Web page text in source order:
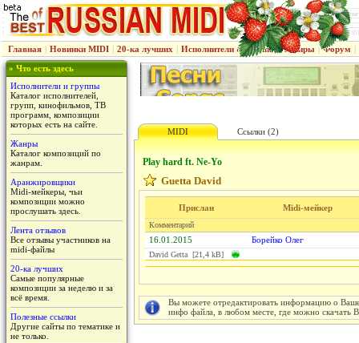
Главная | Новинки MIDI | 20-ка лучших | Исполнители & группы | Жанры | Форум |
» Что есть здесь
Исполнители и группы
Каталог исполнителей,
групп, кинофильмов, ТВ
программ, композиции
которых есть на сайте.
Жанры
Каталог композиций по
жанрам.
Аранжировщики
Midi-мейкеры, чьи
композиции можно
прослушать здесь.
Лента отзывов
Все отзывы участников на
midi-файлы
20-ка лучших
Самые популярные
композиции за неделю и за
всё время.
Полезные ссылки
Другие сайты по тематике и
не только.
MIDI Ссылки (2)
Play hard ft. Ne-Yo
Guetta David
Прислан Midi-мейкер
Комментарий
16.01.2015 Борейко Олег
David Getta [21,4 kB]
Вы можете отредактировать информацию о
инфо файла, в любом месте, где можно скачать